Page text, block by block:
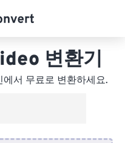
변환기
에서 무료로 변환하세요.